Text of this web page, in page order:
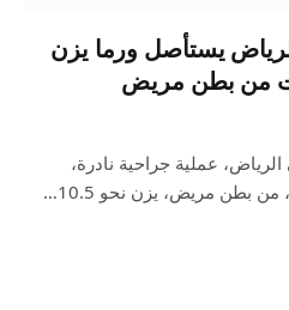
يستأصل ورما يزن
عملية جراحية نادرة،
مريض، يزن نحو 10.5…